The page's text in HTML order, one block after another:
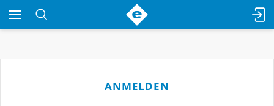
ANMELDEN